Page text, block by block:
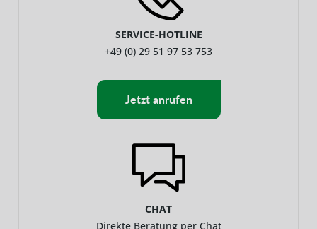
SERVICE-HOTLINE
+49 (0) 29 51 97 53 753
Jetzt anrufen
CHAT
Direkte Beratung per Chat